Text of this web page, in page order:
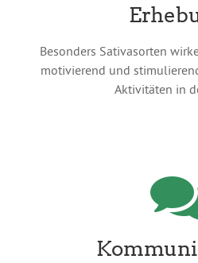
Besonders Sativasorten
motivierend und
Aktivitäten in